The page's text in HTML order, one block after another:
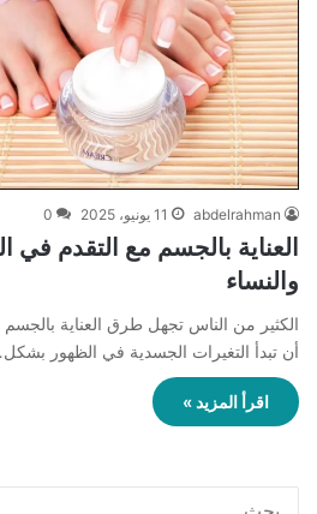
abdelrahman 11 يونيو، 2025 0
العناية بالجسم مع التقدم في
والنساء
الكثير من الناس تجهل طرق العناية
أن تبدأ التغيرات الجسدية في الظهور
اقرأ المزيد »